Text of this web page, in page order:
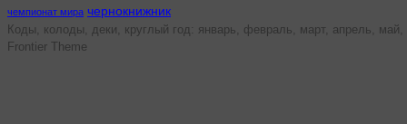
чемпионат мира чернокнижник
Коды, колоды, деки, круглый год: январь, февраль, март, апрель,
Frontier Theme